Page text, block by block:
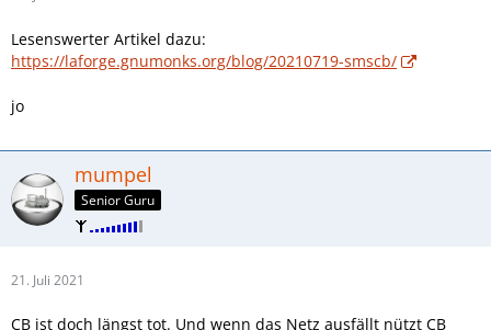
Lesenswerter Artikel dazu:
https://laforge.gnumonks.org/blog/20210719-smscb/
jo
mumpel
Senior Guru
21. Juli 2021
CB ist doch längst tot. Und wenn das Netz ausfällt nützt CB